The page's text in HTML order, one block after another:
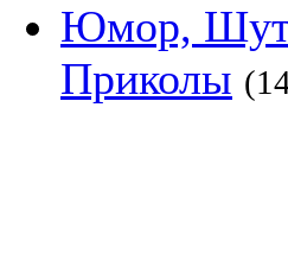
Юмор,
Приколы